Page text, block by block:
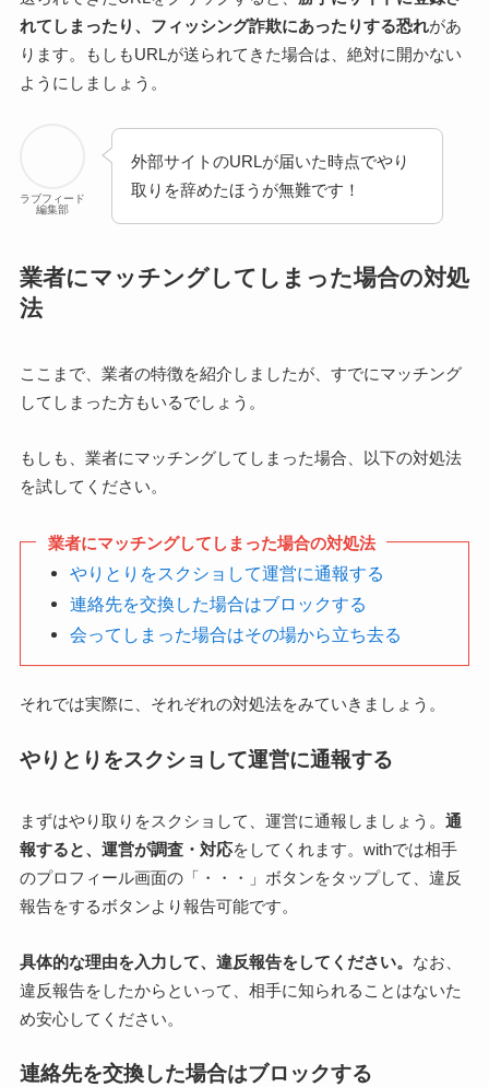
れてしまったり、フィッシング詐欺にあったりする恐れがあ
ります。もしもURLが送られてきた場合は、絶対に開かない
ようにしましょう。
ラブフィード
編集部
外部サイトのURLが届いた時点でやり
取りを辞めたほうが無難です！
業者にマッチングしてしまった場合の対処
法
ここまで、業者の特徴を紹介しましたが、すでにマッチング
してしまった方もいるでしょう。
もしも、業者にマッチングしてしまった場合、以下の対処法
を試してください。
業者にマッチングしてしまった場合の対処法
やりとりをスクショして運営に通報する
連絡先を交換した場合はブロックする
会ってしまった場合はその場から立ち去る
それでは実際に、それぞれの対処法をみていきましょう。
やりとりをスクショして運営に通報する
まずはやり取りをスクショして、運営に通報しましょう。 通
報すると、運営が調査・対応をしてくれます。withでは相手
のプロフィール画面の「・・・」ボタンをタップして、違反
報告をするボタンより報告可能です。
具体的な理由を入力して、違反報告をしてください。 なお、
違反報告をしたからといって、相手に知られることはないた
め安心してください。
連絡先を交換した場合はブロックする